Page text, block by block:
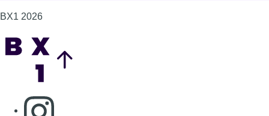
BX1 2026
Consulter page Instagram